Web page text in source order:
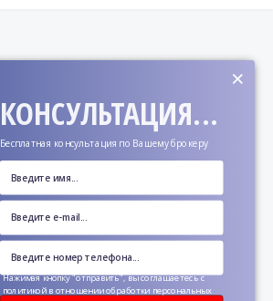
КОНСУЛЬТАЦИЯ...
Бесплатная консультация по Вашему брокеру
×
Нажимая кнопку "отправить", вы соглашаетесь с
политикой в отношении обработки персональных